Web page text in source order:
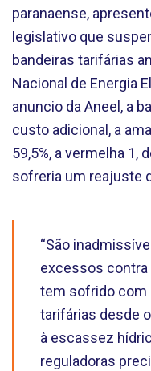
paranaense,
legislativo que
bandeiras tarifárias
Nacional de Energia
anuncio da Aneel, a
custo adicional, a
59,5%, a vermelha 1,
sofreria um reajuste
“São
excessos contra
tem sofrido com
tarifárias desde
à escassez
reguladoras